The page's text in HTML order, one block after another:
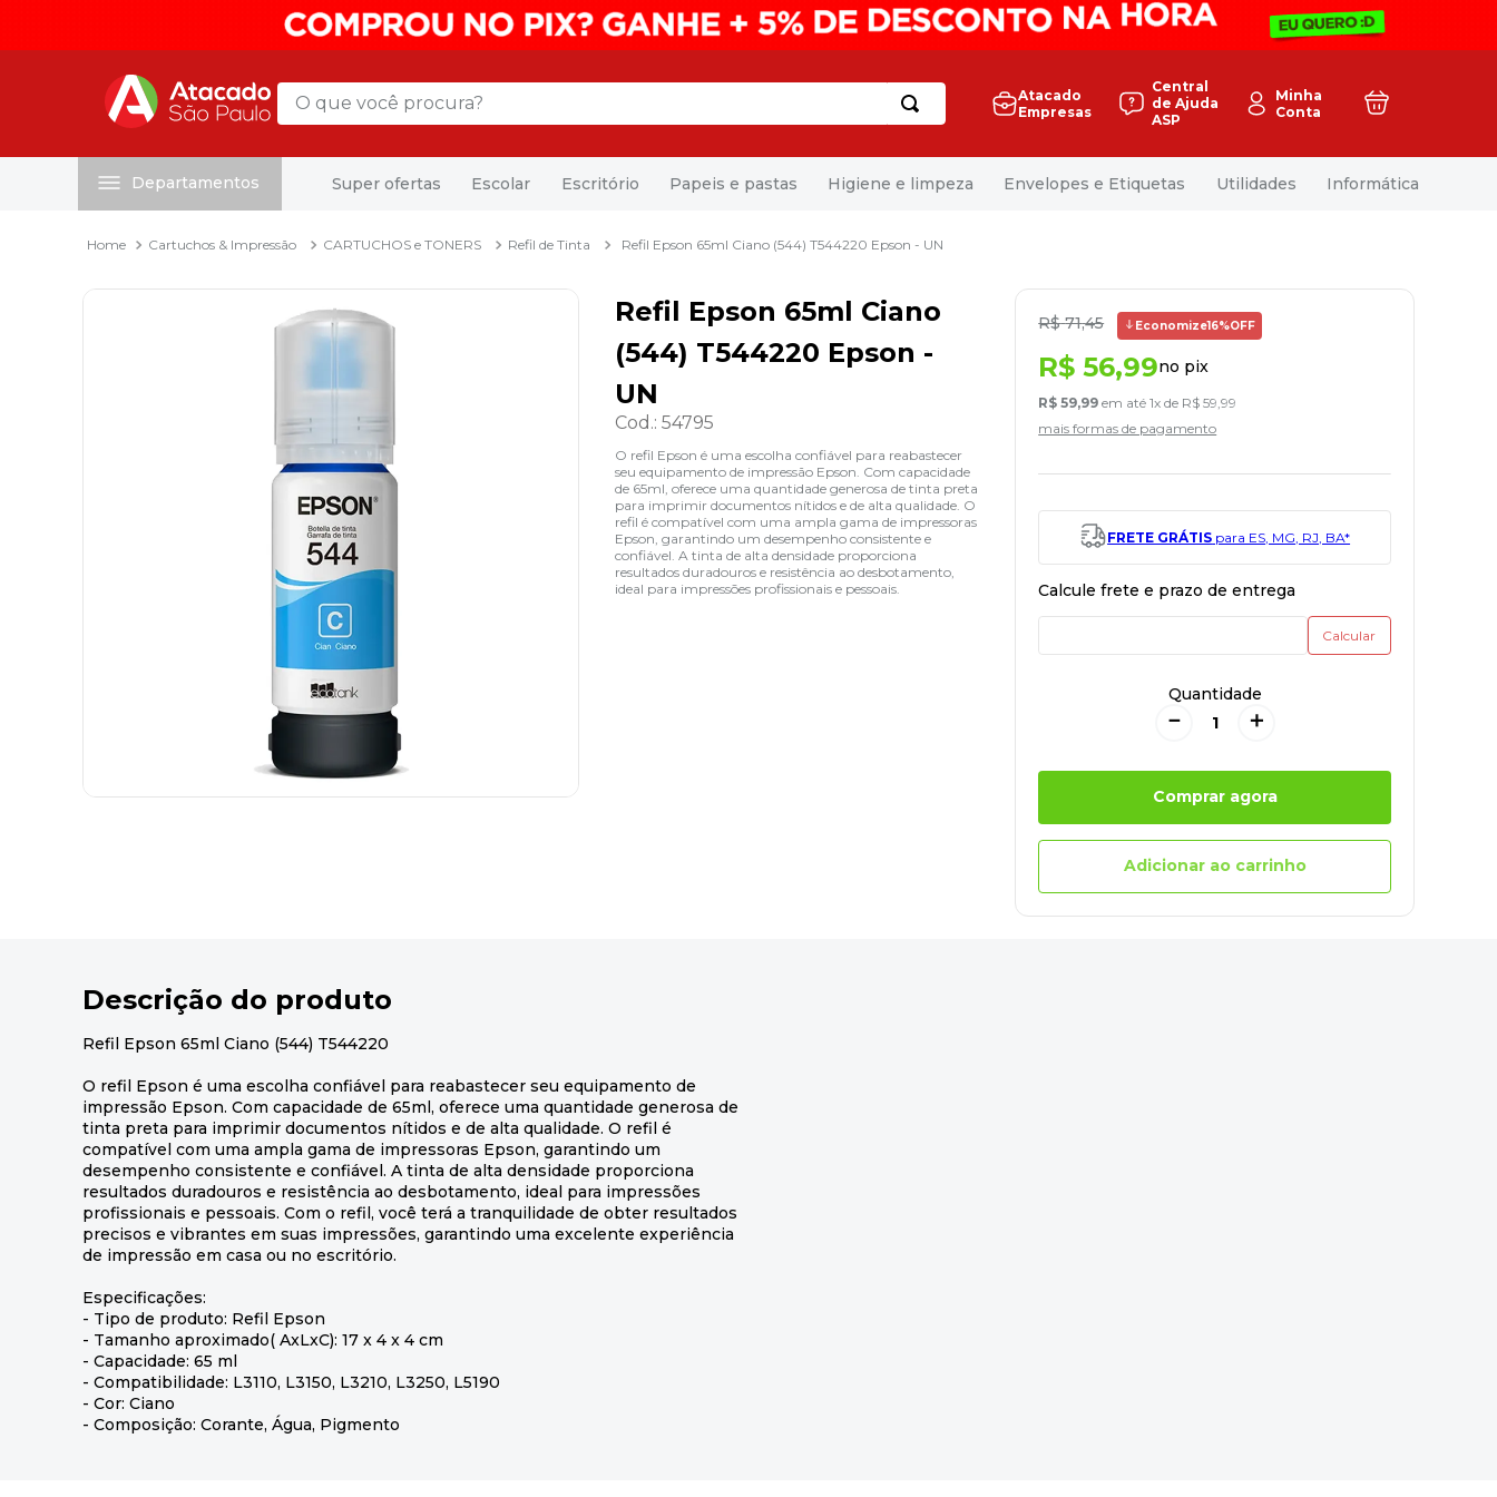
O que você procura?
Atacado
Empresas
Central
de Ajuda
ASP
Minha
Conta
Departamentos Super ofertas Escolar Escritório Papeis e pastas Higiene e limpeza Envelopes e Etiquetas Utilidades Informática
Cartuchos & Impressão CARTUCHOS e TONERS Refil de Tinta Refil Epson 65ml Ciano (544) T544220 Epson - UN
Refil Epson 65ml Ciano
(544) T544220 Epson -
UN
Cod.:54795
O refil Epson é uma escolha confiável para reabastecer
seu equipamento de impressão Epson. Com capacidade
de 65ml, oferece uma quantidade generosa de tinta preta
para imprimir documentos nítidos e de alta qualidade. O
refil é compatível com uma ampla gama de impressoras
Epson, garantindo um desempenho consistente e
confiável. A tinta de alta densidade proporciona
resultados duradouros e resistência ao desbotamento,
ideal para impressões profissionais e pessoais.
R$ 71,45 Economize16%OFF
R$ 56,99no pix
R$ 59,99 em até1x de R$ 59 ,99
mais formas de pagamento
FRETE GRÁTIS para ES, MG, RJ, BA*
Quantidade
＋
－
Comprar agora
Adicionar ao carrinho
Descrição do produto
Refil Epson 65ml Ciano (544) T544220
O refil Epson é uma escolha confiável para reabastecer seu equipamento de
impressão Epson. Com capacidade de 65ml, oferece uma quantidade generosa de
tinta preta para imprimir documentos nítidos e de alta qualidade. O refil é
compatível com uma ampla gama de impressoras Epson, garantindo um
desempenho consistente e confiável. A tinta de alta densidade proporciona
resultados duradouros e resistência ao desbotamento, ideal para impressões
profissionais e pessoais. Com o refil, você terá a tranquilidade de obter resultados
precisos e vibrantes em suas impressões, garantindo uma excelente experiência
de impressão em casa ou no escritório.
Especificações:
- Tipo de produto: Refil Epson
- Tamanho aproximado( AxLxC): 17 x 4 x 4 cm
- Capacidade: 65 ml
- Compatibilidade: L3110, L3150, L3210, L3250, L5190
- Cor: Ciano
- Composição: Corante, Água, Pigmento
papel toalha